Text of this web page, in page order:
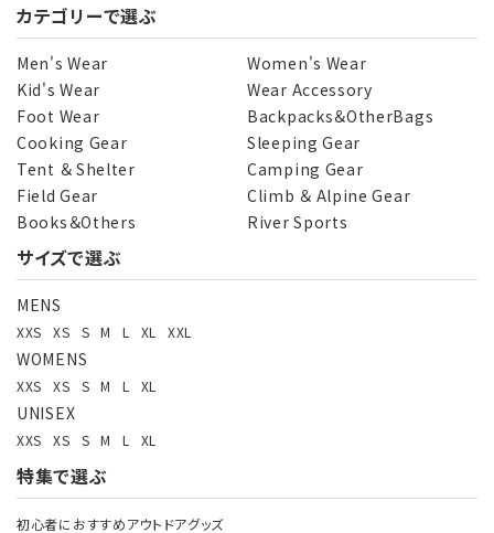
カテゴリーで選ぶ
Men's Wear
Women's Wear
Kid's Wear
Wear Accessory
Foot Wear
Backpacks＆OtherBags
Cooking Gear
Sleeping Gear
Tent ＆ Shelter
Camping Gear
Field Gear
Climb ＆ Alpine Gear
Books＆Others
River Sports
サイズで選ぶ
MENS
XXS XS S M L XL XXL
WOMENS
XXS XS S M L XL
UNISEX
XXS XS S M L XL
特集で選ぶ
初心者におすすめアウトドアグッズ